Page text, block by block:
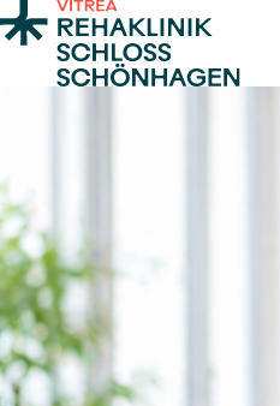
Zum Inhalt springen